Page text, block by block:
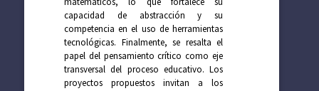
capacidad de abstracción y su
competencia en el uso de herramientas
tecnológicas. Finalmente, se resalta el
papel del pensamiento crítico como eje
transversal del proceso educativo. Los
proyectos propuestos invitan a los